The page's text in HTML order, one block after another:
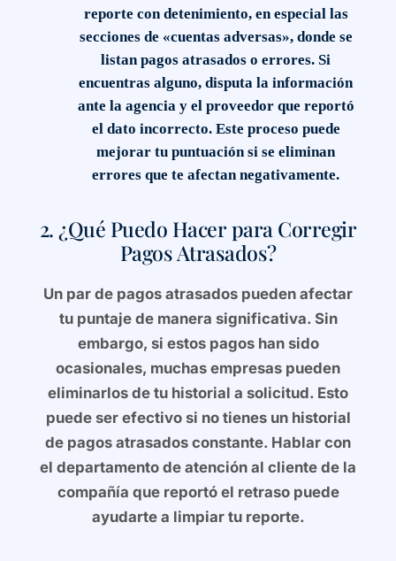
reporte con detenimiento, en especial las
secciones de «cuentas adversas», donde se
listan pagos atrasados o errores. Si
encuentras alguno, disputa la información
ante la agencia y el proveedor que reportó
el dato incorrecto. Este proceso puede
mejorar tu puntuación si se eliminan
errores que te afectan negativamente.
2. ¿Qué Puedo Hacer para Corregir
Pagos Atrasados?
Un par de pagos atrasados pueden afectar
tu puntaje de manera significativa. Sin
embargo, si estos pagos han sido
ocasionales, muchas empresas pueden
eliminarlos de tu historial a solicitud. Esto
puede ser efectivo si no tienes un historial
de pagos atrasados constante. Hablar con
el departamento de atención al cliente de la
compañía que reportó el retraso puede
ayudarte a limpiar tu reporte.